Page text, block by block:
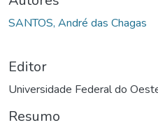
SANTOS, André das Chagas
Editor
Universidade Federal do
Resumo